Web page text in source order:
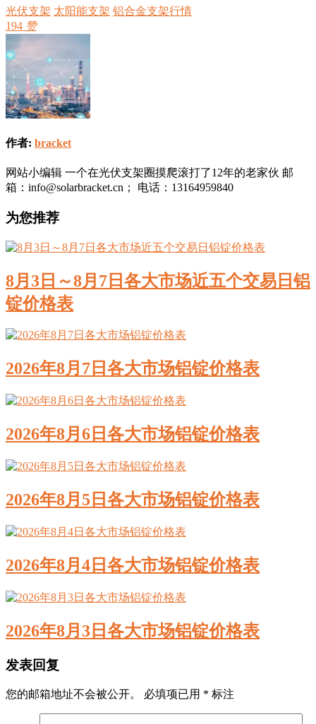
光伏支架 太阳能支架 铝合金支架行情
194 赞
作者: bracket
网站小编辑 一个在光伏支架圈摸爬滚打了12年的老家伙 邮
箱：info@solarbracket.cn； 电话：13164959840
为您推荐
8月3日～8月7日各大市场近五个交易日铝
锭价格表
2026年8月7日各大市场铝锭价格表
2026年8月6日各大市场铝锭价格表
2026年8月5日各大市场铝锭价格表
2026年8月4日各大市场铝锭价格表
2026年8月3日各大市场铝锭价格表
发表回复
您的邮箱地址不会被公开。 必填项已用 * 标注